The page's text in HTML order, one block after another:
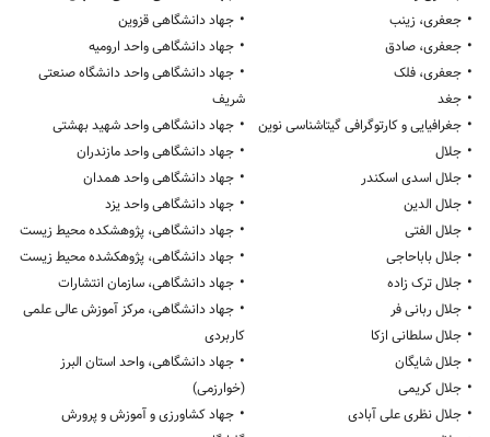
• جعفری، زینب
• جعفری، صادق
• جعفری، فلک
• جغد
• جغرافیایی و کارتوگرافی گیتاشناسی نوین
• جلال
• جلال اسدی اسکندر
• جلال الدین
• جلال الفتی
• جلال باباحاجی
• جلال ترک زاده
• جلال ربانی فر
• جلال سلطانی ازکا
• جلال شایگان
• جلال کریمی
• جلال نظری علی آبادی
• جهاد دانشگاهی قزوین
• جهاد دانشگاهی واحد ارومیه
• جهاد دانشگاهی واحد دانشگاه صنعتی
شریف
• جهاد دانشگاهی واحد شهید بهشتی
• جهاد دانشگاهی واحد مازندران
• جهاد دانشگاهی واحد همدان
• جهاد دانشگاهی واحد یزد
• جهاد دانشگاهی، پژوهشکده محیط زیست
• جهاد دانشگاهی، پژوهکشده محیط زیست
• جهاد دانشگاهی، سازمان انتشارات
• جهاد دانشگاهی، مرکز آموزش عالی علمی
کاربردی
• جهاد دانشگاهی، واحد استان البرز
(خوارزمی)
• جهاد کشاورزی و آموزش و پرورش